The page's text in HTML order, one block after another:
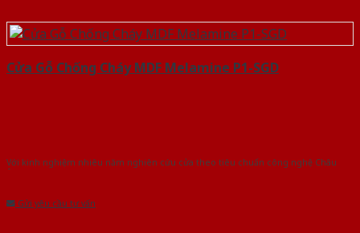
Cửa Gỗ Chống Cháy MDF Melamine P1-SGD
Với kinh nghiệm nhiêu năm nghiên cứu cửa theo tiêu chuẩn công nghệ Châu
Gửi yêu cầu tư vấn